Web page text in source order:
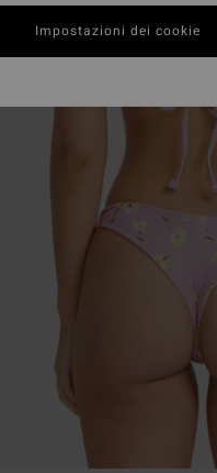
Impostazioni dei cookie